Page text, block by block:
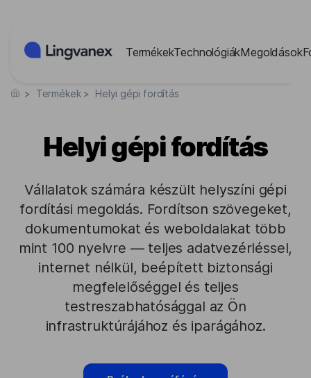
TermékekTechnológiákMegoldások
> Termékek > Helyi gépi fordítás
Helyi gépi fordítás
Vállalatok számára készült helyszíni gépi
fordítási megoldás. Fordítson szövegeket,
dokumentumokat és weboldalakat több
mint 100 nyelvre — teljes adatvezérléssel,
internet nélkül, beépített biztonsági
megfelelőséggel és teljes
testreszabhatósággal az Ön
infrastruktúrájához és iparágához.